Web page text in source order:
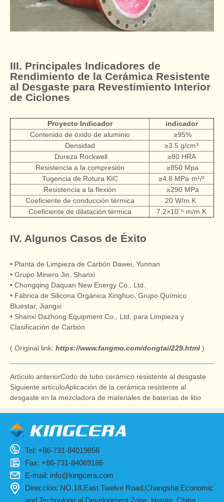
III. Principales Indicadores de
Rendimiento de la Cerámica Resistente
al Desgaste para Revestimiento Interior
de Ciclones
Proyecto Indicador
indicador
Contenido de óxido de aluminio
≥95%
Densidad
≥3.5 g/cm³
Dureza Rockwell
≥80 HRA
Resistencia a la compresión
≥850 Mpa
Tugencia de Rotura KIC
≥4.8 MPa·m¹/²
Resistencia a la flexión
≥290 MPa
Coeficiente de conducción térmica
20 W/m.K
Coeficiente de dilatación térmica
7.2×10⁻⁶ m/m.K
IV. Algunos Casos de Éxito
• Planta de Limpieza de Carbón Dawei, Yunnan
• Grupo Minero Jin, Shanxi
• Chongqing Daquan New Energy Co., Ltd.
• Fábrica de Silicona Orgánica Xinghuo, Grupo Químico
Bluestar, Jiangxi
• Shanxi Dazhong Equipment Co., Ltd. para Limpieza y
Clasificación de Carbón
( Original link: https://www.fangmo.com/dongtai/229.html )
Artículo anteriorCodo de tubo cerámico resistente al desgaste
Siguiente artículoAplicación de la cerámica resistente al
desgaste en la mezcladora de materiales de baterías de litio
Tel: +86-731-84019856
Fax: +86-731-84069186
E-mail: info@kingcera.com
Dirección: NO.18,East Twelve Road,Changsha Economic
and Technological Development Zone, Hunan, China